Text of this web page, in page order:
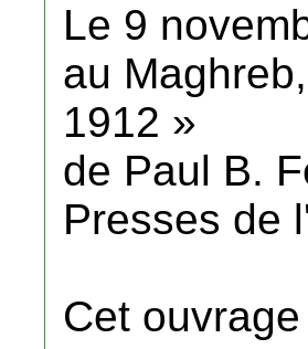
Le 9
au
1912 »
de Paul B.
Presses de
Cet